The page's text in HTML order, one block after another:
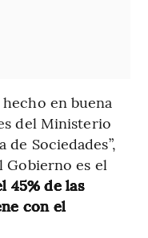
en buena
del Ministerio
Sociedades”,
Gobierno es el
45% de las
con el